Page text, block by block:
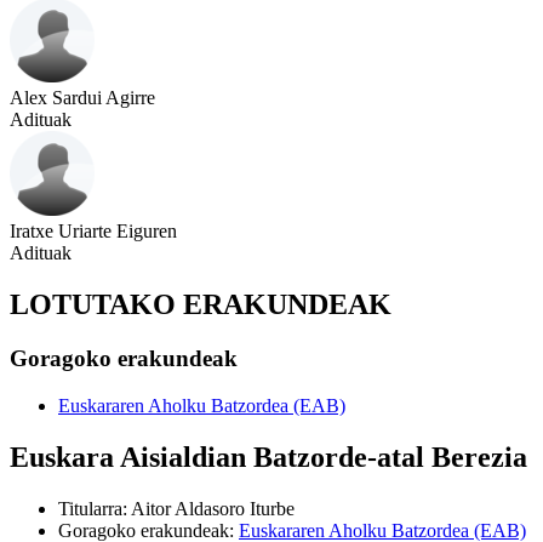
Alex Sardui Agirre
Adituak
Iratxe Uriarte Eiguren
Adituak
LOTUTAKO ERAKUNDEAK
Goragoko erakundeak
Euskararen Aholku Batzordea (EAB)
Euskara Aisialdian Batzorde-atal Berezia
Titularra: Aitor Aldasoro Iturbe
Goragoko erakundeak: Euskararen Aholku Batzordea (EAB)